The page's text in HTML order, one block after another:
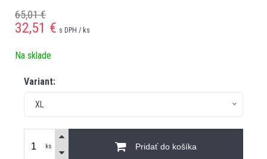
65,01 €
32,51 € s DPH / ks
Na sklade
Variant:
XL
ks Pridať do košíka